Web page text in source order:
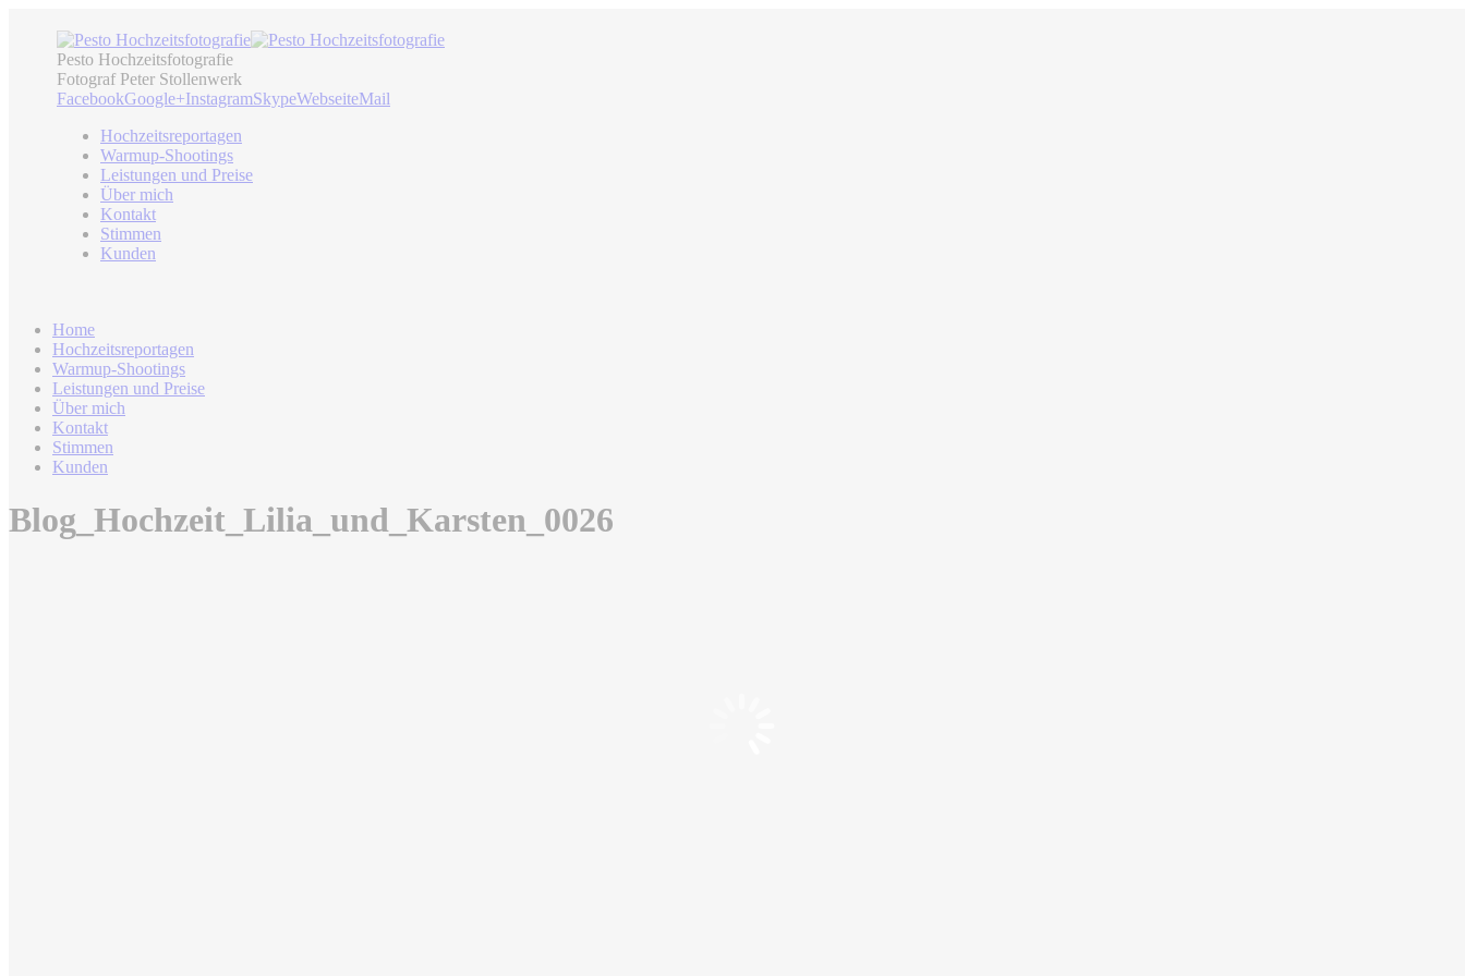
Pesto Hochzeitsfotografie
Fotograf Peter Stollenwerk
FacebookGoogle+InstagramSkypeWebseiteMail
Hochzeitsreportagen
Warmup-Shootings
Leistungen und Preise
Über mich
Kontakt
Stimmen
Kunden
Home
Hochzeitsreportagen
Warmup-Shootings
Leistungen und Preise
Über mich
Kontakt
Stimmen
Kunden
Blog_Hochzeit_Lilia_und_Karsten_0026